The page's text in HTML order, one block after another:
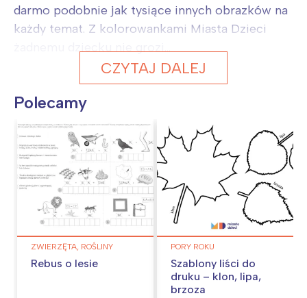
darmo podobnie jak tysiące innych obrazków na
każdy temat. Z kolorowankami Miasta Dzieci
CZYTAJ DALEJ
Polecamy
ZWIERZĘTA, ROŚLINY
Rebus o lesie
PORY ROKU
Szablony liści do
druku – klon, lipa,
brzoza